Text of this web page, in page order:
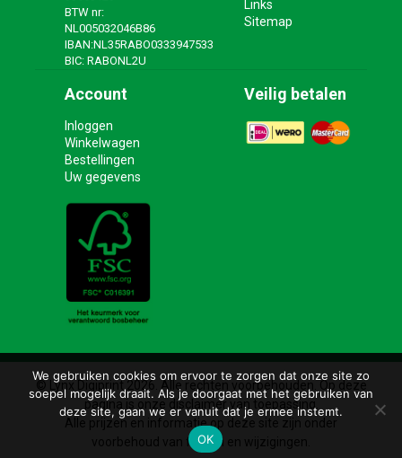
BTW nr:
NL005032046B86
IBAN:NL35RABO0333947533
BIC: RABONL2U
Links
Sitemap
Account
Inloggen
Winkelwagen
Bestellingen
Uw gegevens
Veilig betalen
© Lynx Digiprint 2026. Alle rechten voorbehouden. Op deze
pagina is onze disclaimer van toepassing.
Alle prijzen en informatie op deze site zijn onder
voorbehoud van fouten en wijzigingen.
We gebruiken cookies om ervoor te zorgen dat onze site zo
soepel mogelijk draait. Als je doorgaat met het gebruiken van
deze site, gaan we er vanuit dat je ermee instemt.
OK